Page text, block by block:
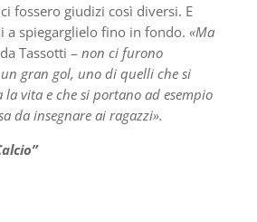
fossero giudizi così diversi. E
a spiegarglielo fino in fondo. «Ma
Tassotti – non ci furono
gran gol, uno di quelli che si
vita e che si portano ad esempio
da insegnare ai ragazzi».